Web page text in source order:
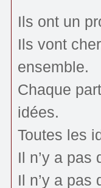
Ils ont un
Ils vont
ensemble.
Chaque
idées.
Toutes les
Il n’y a pas
Il n’y a pas